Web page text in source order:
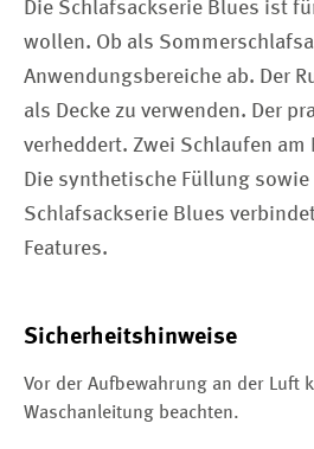
Die Schlafsackserie Blues ist
wollen. Ob als
Anwendungsbereiche ab. Der
als Decke zu verwenden. Der
verheddert. Zwei Schlaufen
Die synthetische Füllung
Schlafsackserie Blues
Features.
Sicherheitshinweise
Vor der Aufbewahrung an der Luft
Waschanleitung beachten.